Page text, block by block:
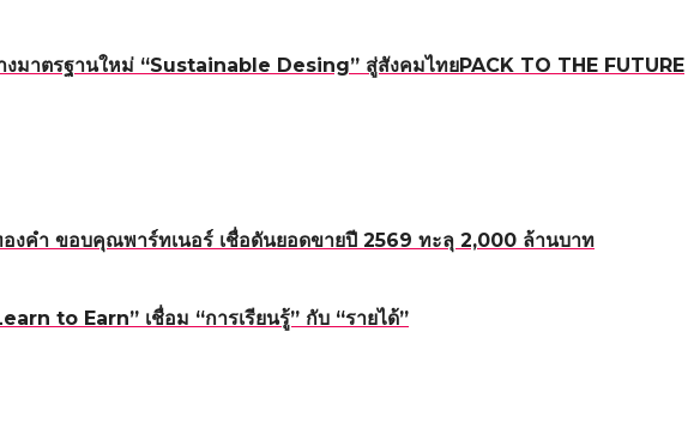
าตรฐานใหม่ “Sustainable Desing” สู่สังคมไทยPACK TO THE FUTURE
คำ ขอบคุณพาร์ทเนอร์ เชื่อดันยอดขายปี 2569 ทะลุ 2,000 ล้านบาท
to Earn” เชื่อม “การเรียนรู้” กับ “รายได้”